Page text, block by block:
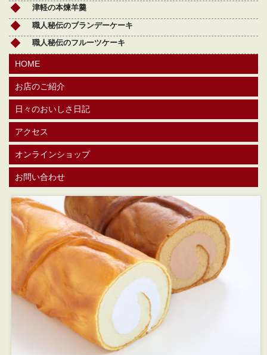
津軽の本煉羊羹
職人秘伝のブランデーケーキ
職人秘伝のフルーツケーキ
HOME
お店のご紹介
日々のおいしさ日記
アクセス
オンラインショップ
お問い合わせ